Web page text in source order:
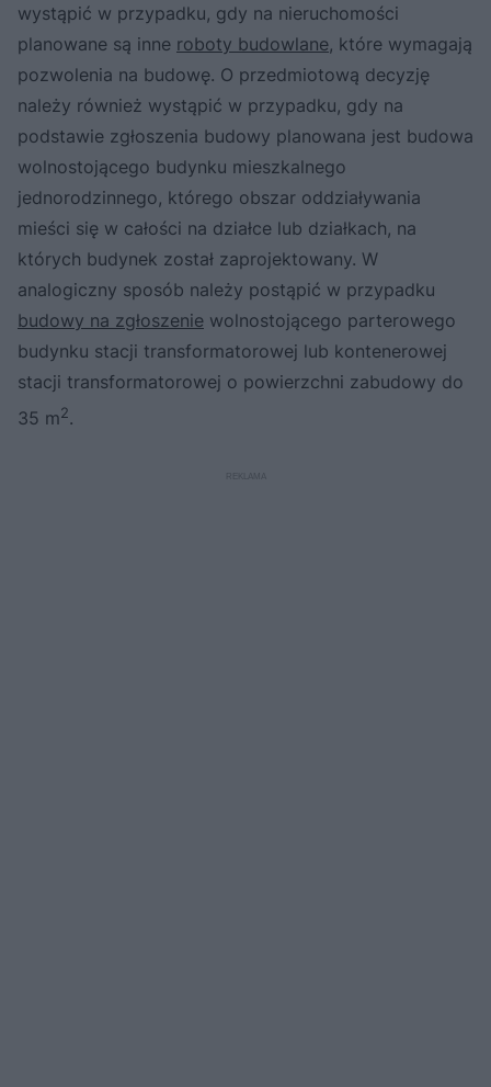
wystąpić w przypadku, gdy na nieruchomości
planowane są inne roboty budowlane, które wymagają
pozwolenia na budowę. O przedmiotową decyzję
należy również wystąpić w przypadku, gdy na
podstawie zgłoszenia budowy planowana jest budowa
wolnostojącego budynku mieszkalnego
jednorodzinnego, którego obszar oddziaływania
mieści się w całości na działce lub działkach, na
których budynek został zaprojektowany. W
analogiczny sposób należy postąpić w przypadku
budowy na zgłoszenie wolnostojącego parterowego
budynku stacji transformatorowej lub kontenerowej
stacji transformatorowej o powierzchni zabudowy do
35 m2.